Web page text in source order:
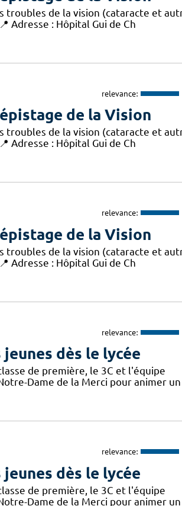
troubles de la vision (cataracte et
Adresse : Hôpital Gui de Ch
relevance:
de la Vision
troubles de la vision (cataracte et
Adresse : Hôpital Gui de Ch
relevance:
de la Vision
troubles de la vision (cataracte et
Adresse : Hôpital Gui de Ch
relevance:
dès le lycée
de première, le 3C et l'équipe
Dame de la Merci pour animer un
relevance:
dès le lycée
de première, le 3C et l'équipe
Dame de la Merci pour animer un